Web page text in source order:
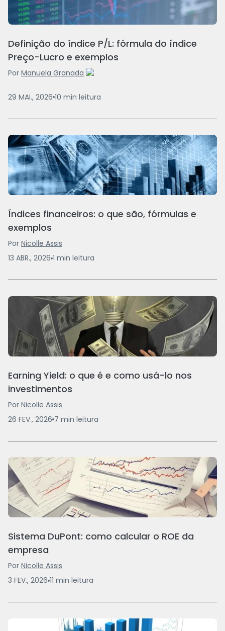
Definição do índice P/L: fórmula do índice
Preço-Lucro e exemplos
Por Manuela Granada
29 MAI., 2026 10 min leitura
Índices financeiros: o que são, fórmulas e
exemplos
Por Nicolle Assis
13 ABR., 2026 1 min leitura
Earning Yield: o que é e como usá-lo nos
investimentos
Por Nicolle Assis
26 FEV., 2026 7 min leitura
Sistema DuPont: como calcular o ROE da
empresa
Por Nicolle Assis
3 FEV., 2026 11 min leitura